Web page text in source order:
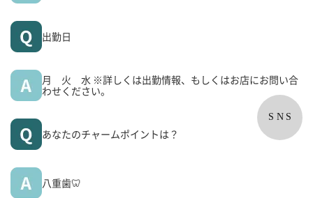
出勤日
月 火 水 ※詳しくは出勤情報、もしくはお店にお問い合
わせください。
あなたのチャームポイントは？
八重歯🦷
SNS